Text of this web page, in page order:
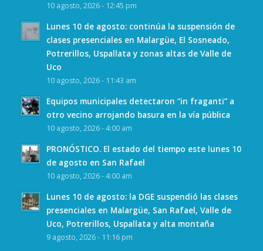
10 agosto, 2026 - 12:45 pm
Lunes 10 de agosto: continúa la suspensión de
clases presenciales en Malargüe, El Sosneado,
Potrerillos, Uspallata y zonas altas de Valle de
Uco
10 agosto, 2026 - 11:43 am
Equipos municipales detectaron “in fraganti” a
otro vecino arrojando basura en la vía pública
10 agosto, 2026 - 4:00 am
PRONÓSTICO. El estado del tiempo este lunes 10
de agosto en San Rafael
10 agosto, 2026 - 4:00 am
Lunes 10 de agosto: la DGE suspendió las clases
presenciales en Malargüe, San Rafael, Valle de
Uco, Potrerillos, Uspallata y alta montaña
9 agosto, 2026 - 11:16 pm